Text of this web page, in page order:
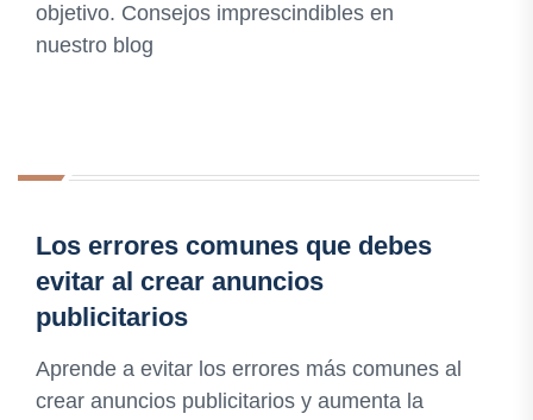
objetivo. Consejos imprescindibles en
nuestro blog
Los errores comunes que debes
evitar al crear anuncios
publicitarios
Aprende a evitar los errores más comunes al
crear anuncios publicitarios y aumenta la